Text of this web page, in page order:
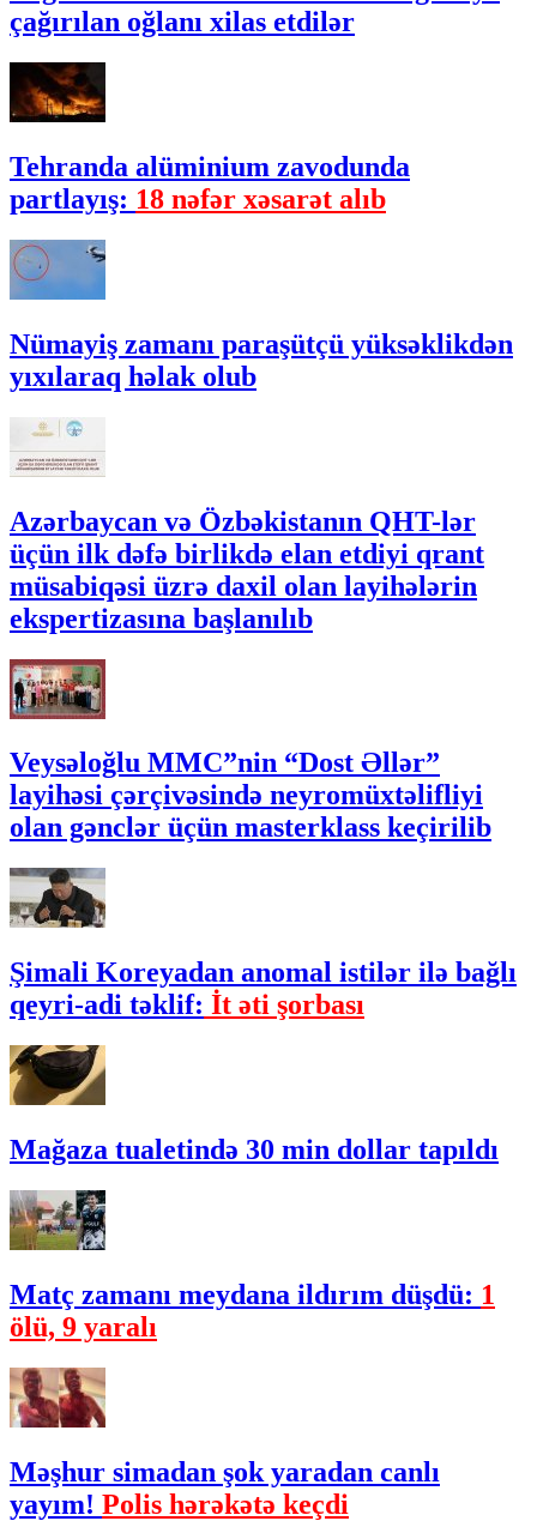
çağırılan oğlanı xilas etdilər
Tehranda alüminium zavodunda
partlayış: 18 nəfər xəsarət alıb
Nümayiş zamanı paraşütçü yüksəklikdən
yıxılaraq həlak olub
Azərbaycan və Özbəkistanın QHT-lər
üçün ilk dəfə birlikdə elan etdiyi qrant
müsabiqəsi üzrə daxil olan layihələrin
ekspertizasına başlanılıb
Veysəloğlu MMC”nin “Dost Əllər”
layihəsi çərçivəsində neyromüxtəlifliyi
olan gənclər üçün masterklass keçirilib
Şimali Koreyadan anomal istilər ilə bağlı
qeyri-adi təklif: İt əti şorbası
Mağaza tualetində 30 min dollar tapıldı
Matç zamanı meydana ildırım düşdü: 1
ölü, 9 yaralı
Məşhur simadan şok yaradan canlı
yayım! Polis hərəkətə keçdi